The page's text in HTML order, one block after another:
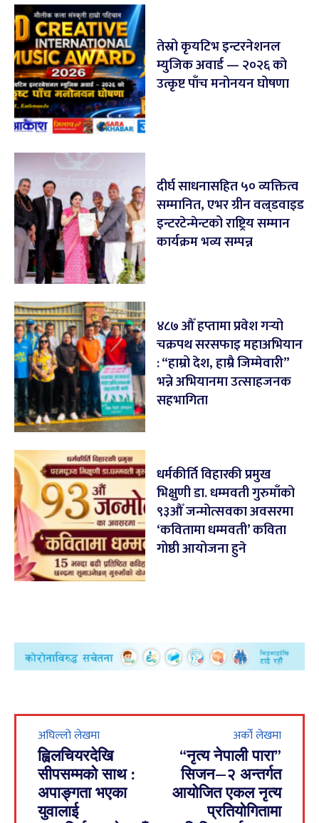
तेस्रो कृयटिभ इन्टरनेशनल
म्युजिक अवार्ड — २०२६ को
उत्कृष्ट पाँच मनोनयन घोषणा
दीर्घ साधनासहित ५० व्यक्तित्व
सम्मानित, एभर ग्रीन वल्र्डवाइड
इन्टरटेन्मेन्टको राष्ट्रिय सम्मान
कार्यक्रम भव्य सम्पन्न
४८७ औँ हप्तामा प्रवेश गर्‍यो
चक्रपथ सरसफाइ महाअभियान
: “हाम्रो देश, हाम्रै जिम्मेवारी”
भन्ने अभियानमा उत्साहजनक
सहभागिता
धर्मकीर्ति विहारकी प्रमुख
भिक्षुणी डा. धम्मवती गुरुमाँको
९३औँ जन्मोत्सवका अवसरमा
‘कवितामा धम्मवती’ कविता
गोष्ठी आयोजना हुने
अघिल्लो लेखमा
ह्विलचियरदेखि
सीपसम्मको साथ :
अपाङ्गता भएका
युवालाई
अर्को लेखमा
“नृत्य नेपाली पारा”
सिजन–२ अन्तर्गत
आयोजित एकल नृत्य
प्रतियोगितामा